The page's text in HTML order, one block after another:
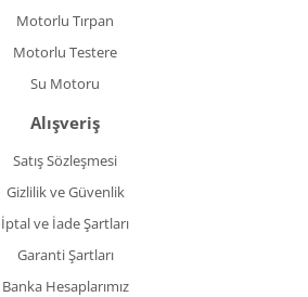
Motorlu Tırpan
Motorlu Testere
Su Motoru
Alışveriş
Satış Sözleşmesi
Gizlilik ve Güvenlik
İptal ve İade Şartları
Garanti Şartları
Banka Hesaplarımız